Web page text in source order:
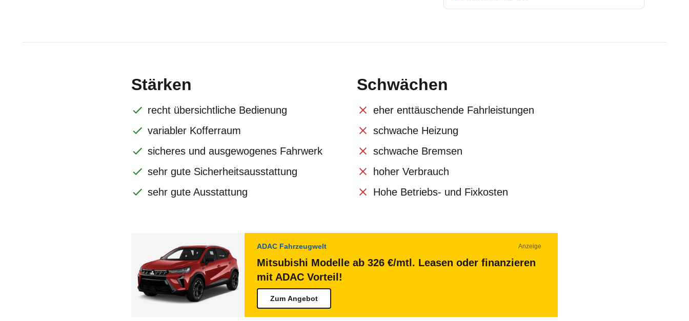
Stärken
recht übersichtliche Bedienung
variabler Kofferraum
sicheres und ausgewogenes Fahrwerk
sehr gute Sicherheitsausstattung
sehr gute Ausstattung
Schwächen
eher enttäuschende Fahrleistungen
schwache Heizung
schwache Bremsen
hoher Verbrauch
Hohe Betriebs- und Fixkosten
ADAC Fahrzeugwelt Anzeige
Mitsubishi Modelle ab 326 €/mtl. Leasen oder finanzieren
mit ADAC Vorteil!
Zum Angebot